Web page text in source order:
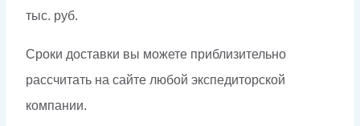
тыс. руб.
Сроки доставки вы можете приблизительно
рассчитать на сайте любой экспедиторской
компании.